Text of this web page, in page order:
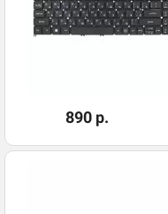
890 р.